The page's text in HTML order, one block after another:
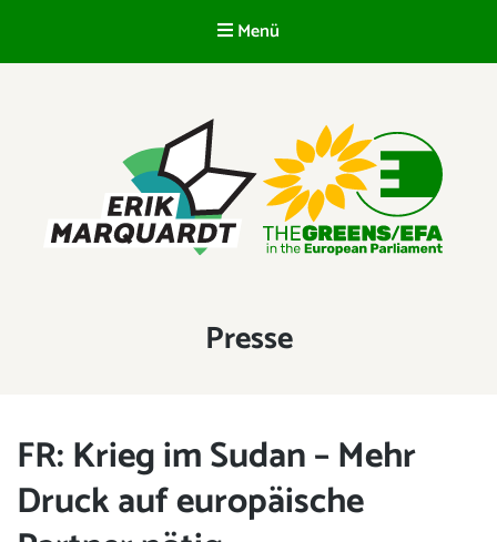
Menü
Kategorie:
Presse
FR: Krieg im Sudan – Mehr
Druck auf europäische